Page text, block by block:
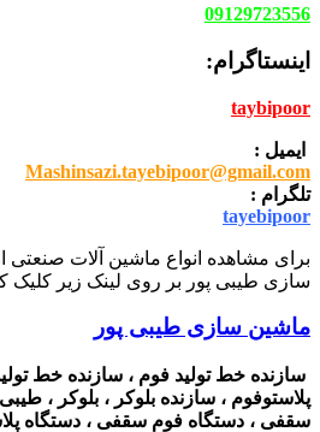
09129723556
اینستاگرام:
taybipoor
ایمیل :
Mashinsazi.tayebipoor@gmail.com
تلگرام :
tayebipoor
برای مشاهده انواع ماشین آلات صنعتی
سازی طیبی پور بر روی لینک زیر کلیک
ماشین سازی طیبی پور
سازنده خط تولید فوم ، سازنده خط
پلاستوفوم ، سازنده بلوکر ، بلوکر ،
سقفی ، دستگاه فوم سقفی ، دستگاه